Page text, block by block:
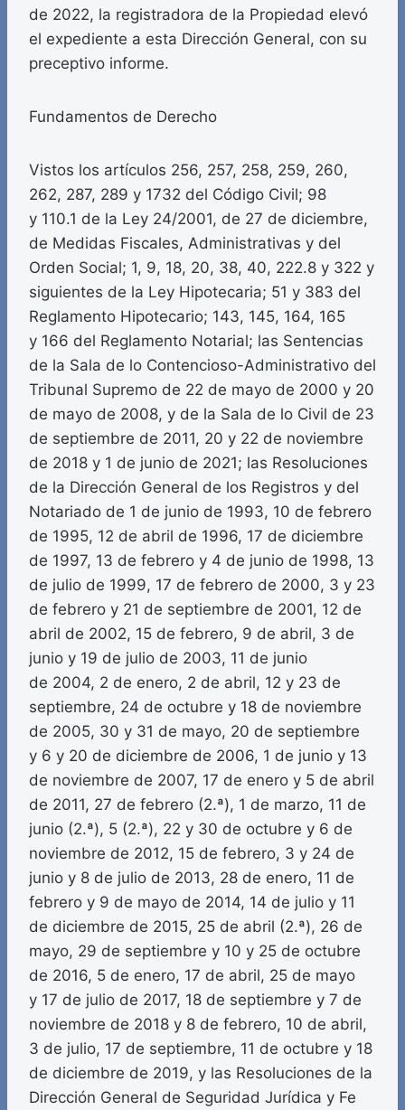
de 2022, la registradora de la Propiedad elevó
el expediente a esta Dirección General, con su
preceptivo informe.
Fundamentos de Derecho
Vistos los artículos 256, 257, 258, 259, 260,
262, 287, 289 y 1732 del Código Civil; 98
y 110.1 de la Ley 24/2001, de 27 de diciembre,
de Medidas Fiscales, Administrativas y del
Orden Social; 1, 9, 18, 20, 38, 40, 222.8 y 322 y
siguientes de la Ley Hipotecaria; 51 y 383 del
Reglamento Hipotecario; 143, 145, 164, 165
y 166 del Reglamento Notarial; las Sentencias
de la Sala de lo Contencioso-Administrativo del
Tribunal Supremo de 22 de mayo de 2000 y 20
de mayo de 2008, y de la Sala de lo Civil de 23
de septiembre de 2011, 20 y 22 de noviembre
de 2018 y 1 de junio de 2021; las Resoluciones
de la Dirección General de los Registros y del
Notariado de 1 de junio de 1993, 10 de febrero
de 1995, 12 de abril de 1996, 17 de diciembre
de 1997, 13 de febrero y 4 de junio de 1998, 13
de julio de 1999, 17 de febrero de 2000, 3 y 23
de febrero y 21 de septiembre de 2001, 12 de
abril de 2002, 15 de febrero, 9 de abril, 3 de
junio y 19 de julio de 2003, 11 de junio
de 2004, 2 de enero, 2 de abril, 12 y 23 de
septiembre, 24 de octubre y 18 de noviembre
de 2005, 30 y 31 de mayo, 20 de septiembre
y 6 y 20 de diciembre de 2006, 1 de junio y 13
de noviembre de 2007, 17 de enero y 5 de abril
de 2011, 27 de febrero (2.ª), 1 de marzo, 11 de
junio (2.ª), 5 (2.ª), 22 y 30 de octubre y 6 de
noviembre de 2012, 15 de febrero, 3 y 24 de
junio y 8 de julio de 2013, 28 de enero, 11 de
febrero y 9 de mayo de 2014, 14 de julio y 11
de diciembre de 2015, 25 de abril (2.ª), 26 de
mayo, 29 de septiembre y 10 y 25 de octubre
de 2016, 5 de enero, 17 de abril, 25 de mayo
y 17 de julio de 2017, 18 de septiembre y 7 de
noviembre de 2018 y 8 de febrero, 10 de abril,
3 de julio, 17 de septiembre, 11 de octubre y 18
de diciembre de 2019, y las Resoluciones de la
Dirección General de Seguridad Jurídica y Fe